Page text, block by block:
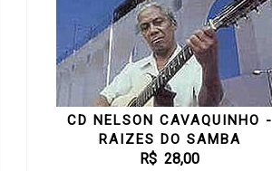
CD NELSON CAVAQUINHO -
RAIZES DO SAMBA
R$ 28,00